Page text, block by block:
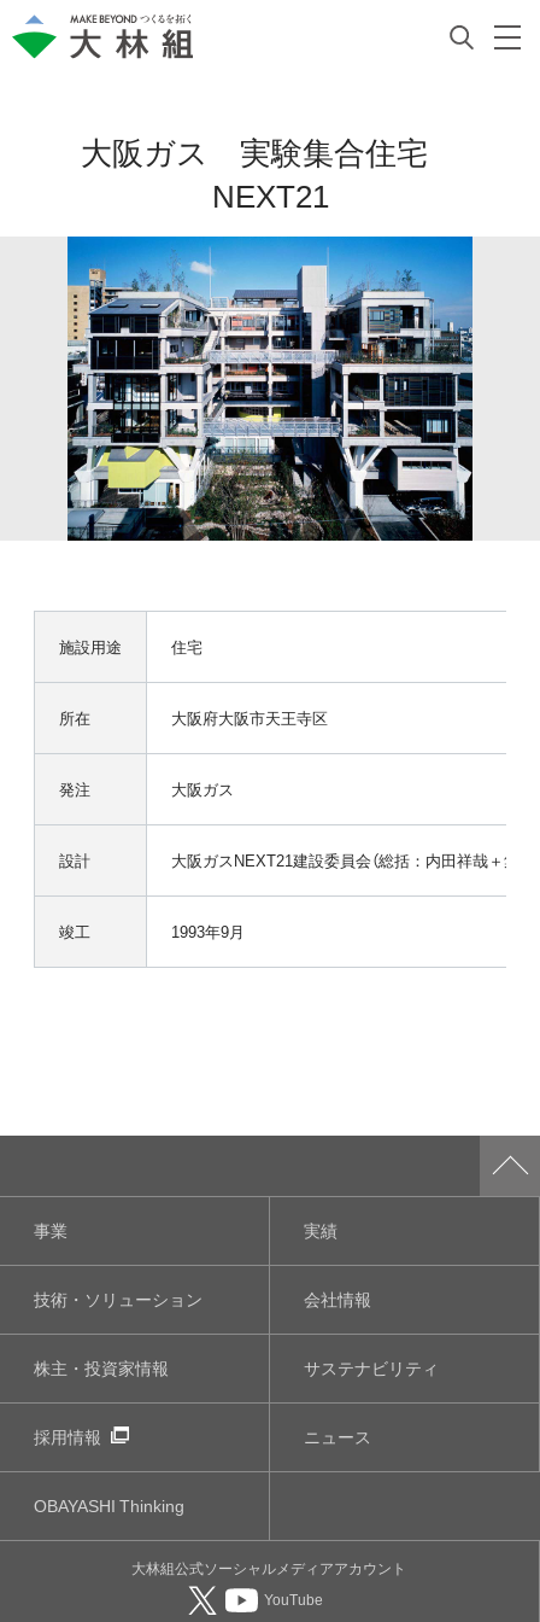
大阪ガス 実験集合住宅
NEXT21
施設用途 住宅
所在 大阪府大阪市天王寺区
発注 大阪ガス
設計 大阪ガスNEXT21建設委員会（総括：内田祥哉＋集
竣工 1993年9月
事業 実績
技術・ソリューション 会社情報
株主・投資家情報 サステナビリティ
採用情報 ニュース
OBAYASHIThinking
大林組公式ソーシャルメディアアカウント
YouTube